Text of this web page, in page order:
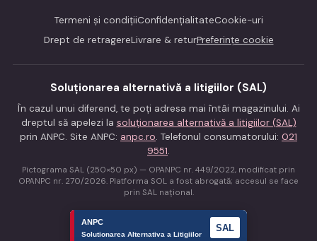
Termeni și condițiiConfidențialitateCookie-uri
Drept de retragereLivrare & returPreferințe cookie
Soluționarea alternativă a litigiilor (SAL)
În cazul unui diferend, te poți adresa mai întâi magazinului. Ai
dreptul să apelezi la soluționarea alternativă a litigiilor (SAL)
prin ANPC. Site ANPC: anpc.ro. Telefonul consumatorului: 021
9551.
Pictograma SAL (250×50 px) — OPANPC nr. 449/2022, modificat prin
OPANPC nr. 270/2026. Platforma SOL a fost abrogată; accesul se face
prin SAL național.